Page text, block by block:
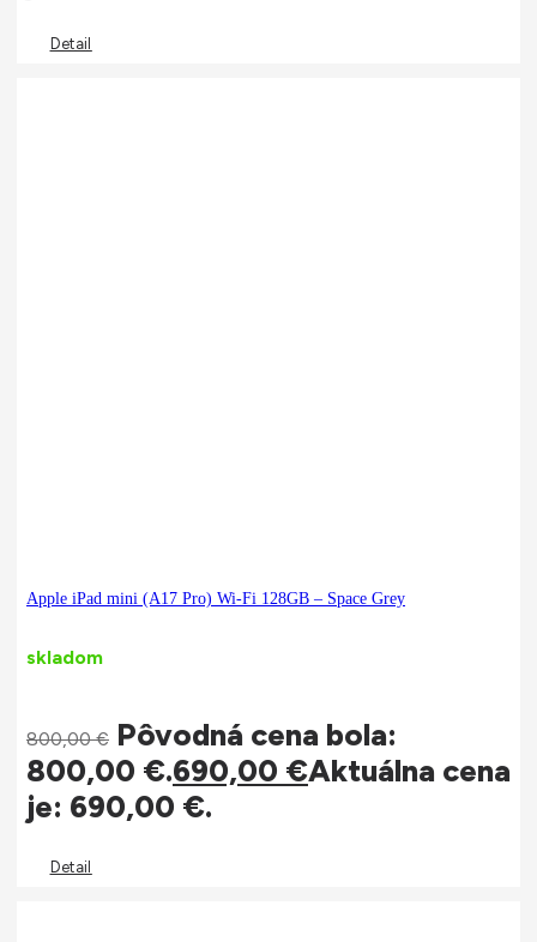
Detail
Apple iPad mini (A17 Pro) Wi-Fi 128GB – Space Grey
skladom
800,00€ Pôvodná cena bola:
800,00 €.690,00 €Aktuálna cena
je: 690,00 €.
Detail